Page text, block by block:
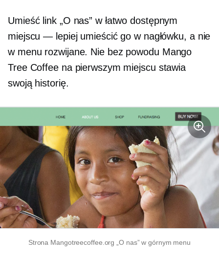
Umieść link „O nas” w łatwo dostępnym
miejscu — lepiej umieścić go w nagłówku, a nie
w menu rozwijane. Nie bez powodu Mango
Tree Coffee na pierwszym miejscu stawia
swoją historię.
Strona Mangotreecoffee.org „O nas” w górnym menu